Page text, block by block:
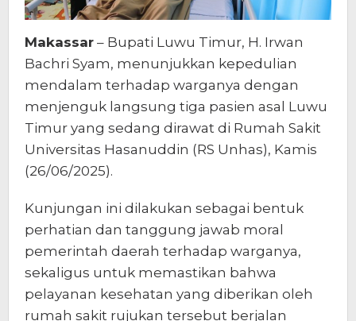
Makassar – Bupati Luwu Timur, H. Irwan
Bachri Syam, menunjukkan kepedulian
mendalam terhadap warganya dengan
menjenguk langsung tiga pasien asal Luwu
Timur yang sedang dirawat di Rumah Sakit
Universitas Hasanuddin (RS Unhas), Kamis
(26/06/2025).
Kunjungan ini dilakukan sebagai bentuk
perhatian dan tanggung jawab moral
pemerintah daerah terhadap warganya,
sekaligus untuk memastikan bahwa
pelayanan kesehatan yang diberikan oleh
rumah sakit rujukan tersebut berjalan